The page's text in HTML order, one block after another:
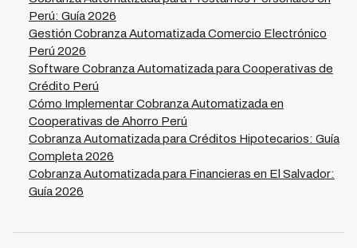
Perú: Guía 2026
Gestión Cobranza Automatizada Comercio Electrónico
Perú 2026
Software Cobranza Automatizada para Cooperativas de
Crédito Perú
Cómo Implementar Cobranza Automatizada en
Cooperativas de Ahorro Perú
Cobranza Automatizada para Créditos Hipotecarios: Guía
Completa 2026
Cobranza Automatizada para Financieras en El Salvador:
Guía 2026